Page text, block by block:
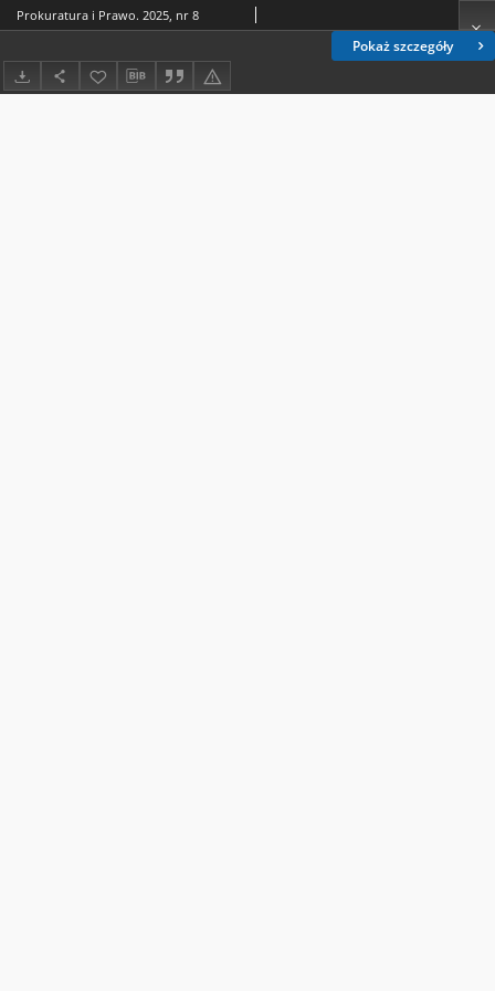
Pokaż szczegóły
Prokuratura i Prawo. 2025, nr 8